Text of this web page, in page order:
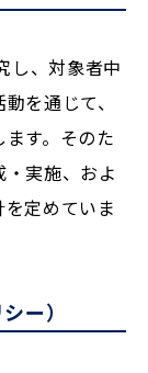
し、対象者中
を通じて、
す。そのた
実施、およ
定めていま
ー）